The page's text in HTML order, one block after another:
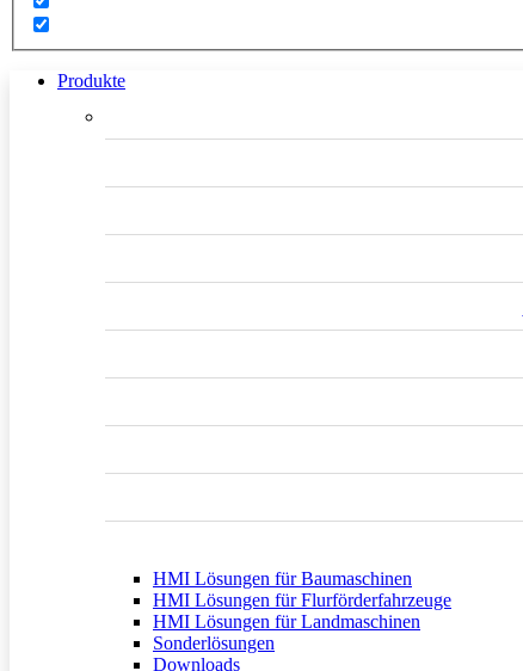
Produkte
HMI Lösungen für Baumaschinen
HMI Lösungen für Flurförderfahrzeuge
HMI Lösungen für Landmaschinen
Sonderlösungen
Downloads